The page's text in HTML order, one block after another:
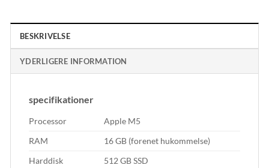
BESKRIVELSE
YDERLIGERE INFORMATION
specifikationer
Processor
Apple M5
RAM
16 GB (forenet hukommelse)
Harddisk
512 GB SSD